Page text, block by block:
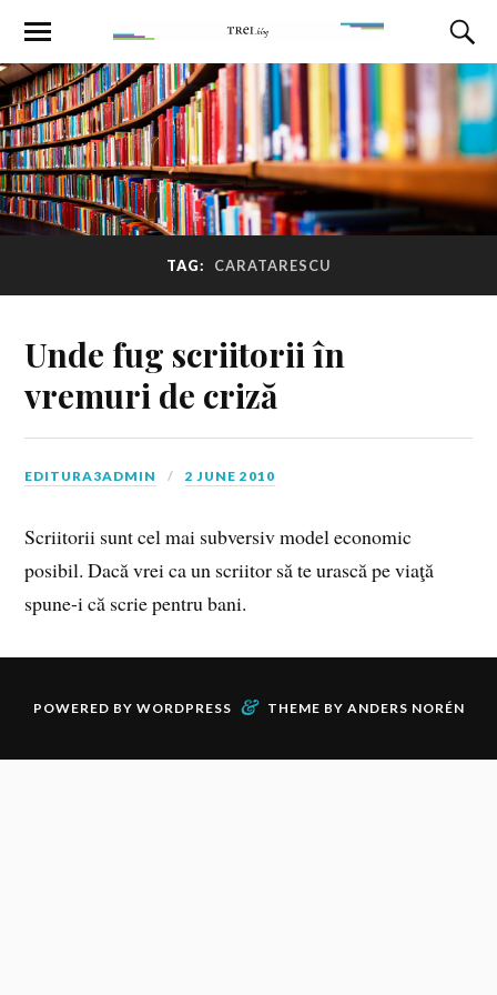
TAG: CARATARESCU
Unde fug scriitorii în
vremuri de criză
EDITURA3ADMIN 2 JUNE 2010
Scriitorii sunt cel mai subversiv model economic
posibil. Dacă vrei ca un scriitor să te urască pe viaţă
spune-i că scrie pentru bani.
POWERED BY WORDPRESS & THEME BY ANDERS NORÉN